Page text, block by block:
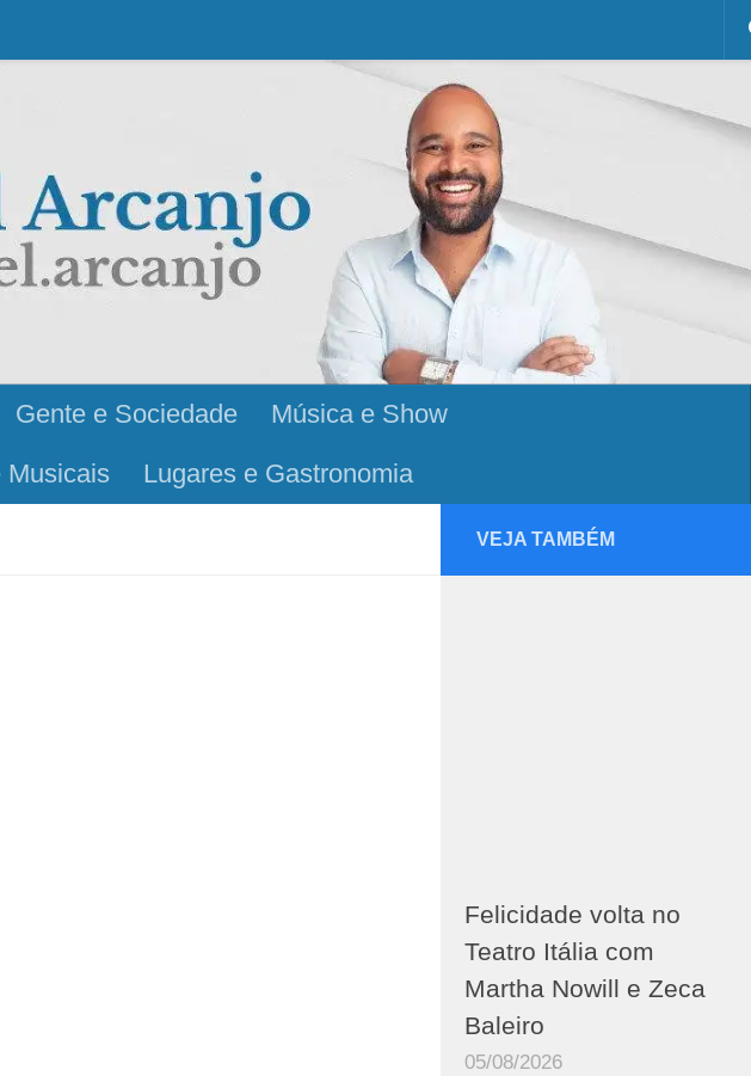
Gente e Sociedade
Música e Show
Musicais Lugares e Gastronomia
VEJA TAMBÉM
Felicidade volta no
Teatro Itália com
Martha Nowill e Zeca
Baleiro
05/08/2026